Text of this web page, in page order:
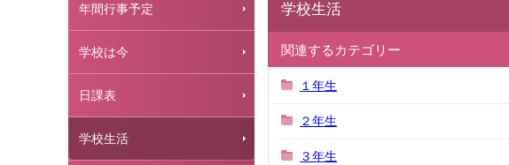
年間行事予定
学校は今
日課表
学校生活
学校生活
関連するカテゴリー
１年生
２年生
３年生